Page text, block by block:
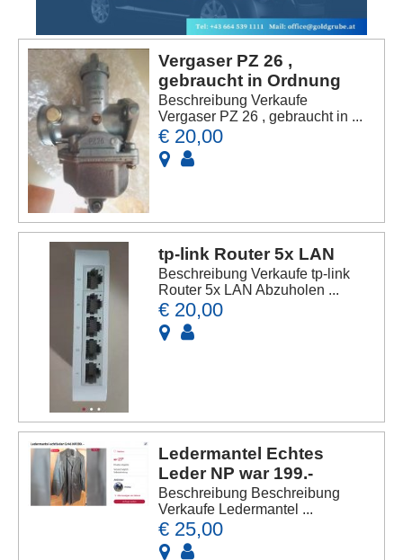
Vergaser PZ 26 ,
gebraucht in Ordnung
Beschreibung Verkaufe
Vergaser PZ 26 , gebraucht in ...
€ 20,00
tp-link Router 5x LAN
Beschreibung Verkaufe tp-link
Router 5x LAN Abzuholen ...
€ 20,00
Ledermantel Echtes
Leder NP war 199.-
Beschreibung Beschreibung
Verkaufe Ledermantel ...
€ 25,00